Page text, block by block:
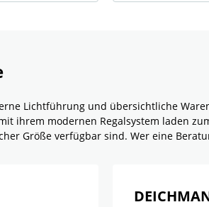
Lichtführung und übersichtliche
ihrem modernen Regalsystem laden
Größe verfügbar sind. Wer eine